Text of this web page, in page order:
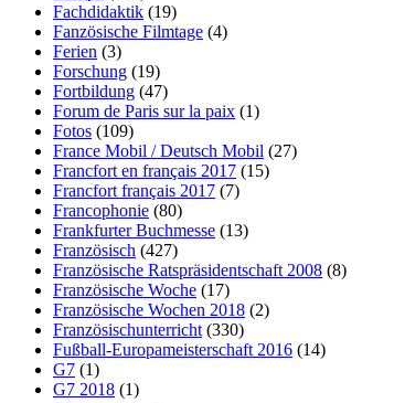
Fachdidaktik (19)
Fanzösische Filmtage (4)
Ferien (3)
Forschung (19)
Fortbildung (47)
Forum de Paris sur la paix (1)
Fotos (109)
France Mobil / Deutsch Mobil (27)
Francfort en français 2017 (15)
Francfort français 2017 (7)
Francophonie (80)
Frankfurter Buchmesse (13)
Französisch (427)
Französische Ratspräsidentschaft 2008 (8)
Französische Woche (17)
Französische Wochen 2018 (2)
Französischunterricht (330)
Fußball-Europameisterschaft 2016 (14)
G7 (1)
G7 2018 (1)